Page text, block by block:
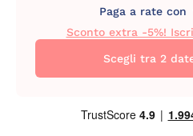
Paga a rate con
Sconto extra -5%!
Scegli tra 2